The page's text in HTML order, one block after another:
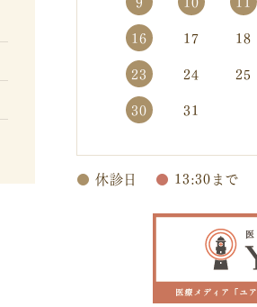
16
17 18
23
24 25
30
31
● 休診日 ● 13:30まで